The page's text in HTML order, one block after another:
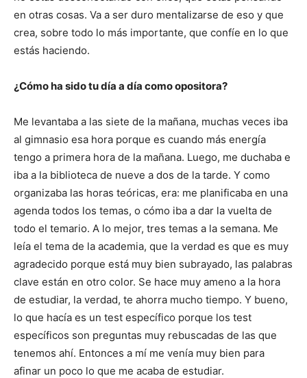
en otras cosas. Va a ser duro mentalizarse de eso y que
crea, sobre todo lo más importante, que confíe en lo que
estás haciendo.
¿Cómo ha sido tu día a día como opositora?
Me levantaba a las siete de la mañana, muchas veces iba
al gimnasio esa hora porque es cuando más energía
tengo a primera hora de la mañana. Luego, me duchaba e
iba a la biblioteca de nueve a dos de la tarde. Y como
organizaba las horas teóricas, era: me planificaba en una
agenda todos los temas, o cómo iba a dar la vuelta de
todo el temario. A lo mejor, tres temas a la semana. Me
leía el tema de la academia, que la verdad es que es muy
agradecido porque está muy bien subrayado, las palabras
clave están en otro color. Se hace muy ameno a la hora
de estudiar, la verdad, te ahorra mucho tiempo. Y bueno,
lo que hacía es un test específico porque los test
específicos son preguntas muy rebuscadas de las que
tenemos ahí. Entonces a mí me venía muy bien para
afinar un poco lo que me acaba de estudiar.